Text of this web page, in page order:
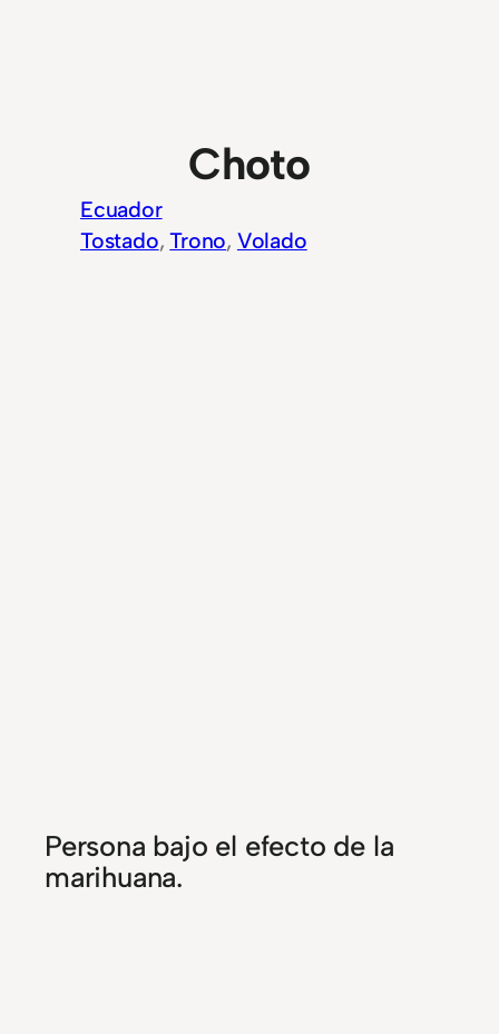
Choto
Ecuador
Tostado, Trono, Volado
Persona bajo el efecto de la
marihuana.